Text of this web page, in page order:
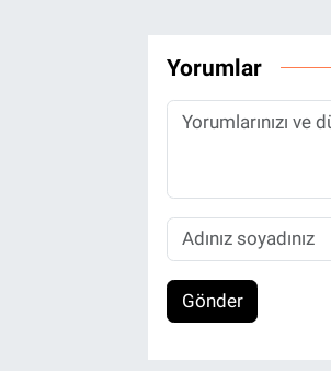
Yorumlar
Gönder